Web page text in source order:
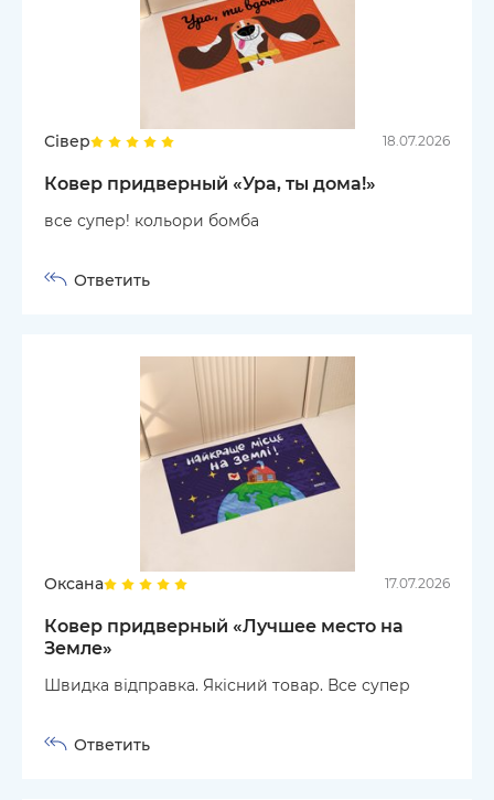
Сівер 18.07.2026
Ковер придверный «Ура, ты дома!»
все супер! кольори бомба
Ответить
Оксана 17.07.2026
Ковер придверный «Лучшее место на
Земле»
Швидка відправка. Якісний товар. Все супер
Ответить